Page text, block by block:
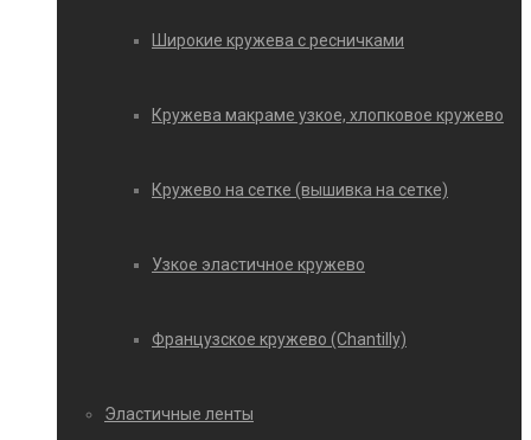
Широкие кружева с ресничками
Кружева макраме узкое, хлопковое кружево
Кружево на сетке (вышивка на сетке)
Узкое эластичное кружево
Французское кружево (Chantilly)
Эластичные ленты